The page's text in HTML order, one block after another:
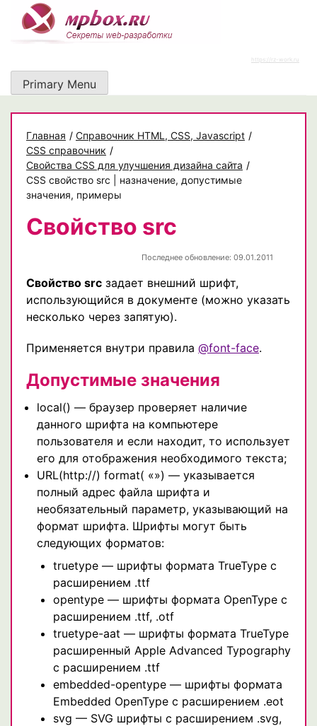
content
https://rz-work.ru
Primary Menu
Главная / Cправочник HTML, CSS, Javascript /
CSS справочник /
Свойства CSS для улучшения дизайна сайта /
CSS свойство src | назначение, допустимые
значения, примеры
Свойство src
Последнее обновление: 09.01.2011
Свойство src задает внешний шрифт,
использующийся в документе (можно указать
несколько через запятую).
Применяется внутри правила @font-face.
Допустимые значения
local() — браузер проверяет наличие
данного шрифта на компьютере
пользователя и если находит, то использует
его для отображения необходимого текста;
URL(http://) format( «») — указывается
полный адрес файла шрифта и
необязательный параметр, указывающий на
формат шрифта. Шрифты могут быть
следующих форматов:
truetype — шрифты формата TrueType с
расширением .ttf
opentype — шрифты формата OpenType с
расширением .ttf, .otf
truetype-aat — шрифты формата TrueType
расширенный Apple Advanced Typography
с расширением .ttf
embedded-opentype — шрифты формата
Embedded OpenType с расширением .eot
svg — SVG шрифты с расширением .svg,